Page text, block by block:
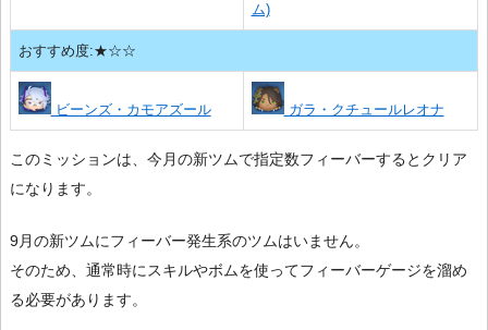
ム)
おすすめ度:★☆☆
ビーンズ・カモアズール ガラ・クチュールレオナ
このミッションは、今月の新ツムで指定数フィーバーするとクリア
になります。
9月の新ツムにフィーバー発生系のツムはいません。
そのため、通常時にスキルやボムを使ってフィーバーゲージを溜め
る必要があります。